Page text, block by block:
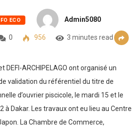
ECO Admin5080
0 956 3 minutes read
DEFI-ARCHIPELAGO ont organisé un
validation du référentiel du titre de
d’ouvrier piscicole, le mardi 15 et le
à Dakar. Les travaux ont eu lieu au Centre
La Chambre de Commerce,